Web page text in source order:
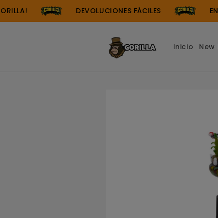
DEVOLUCIONES FÁCILES
directamente
al contenido
Inicio New